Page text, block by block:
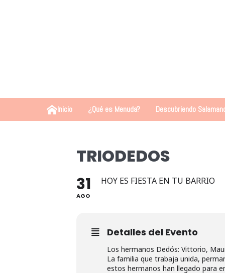
Inicio ¿Qué es Menuda? Descubriendo
TRIODEDOS
31
AGO
HOY ES FIESTA EN TU BARRIO
Detalles del Evento
Los hermanos Dedós: Vittorio,
La familia que trabaja unida,
estos hermanos han llegado para